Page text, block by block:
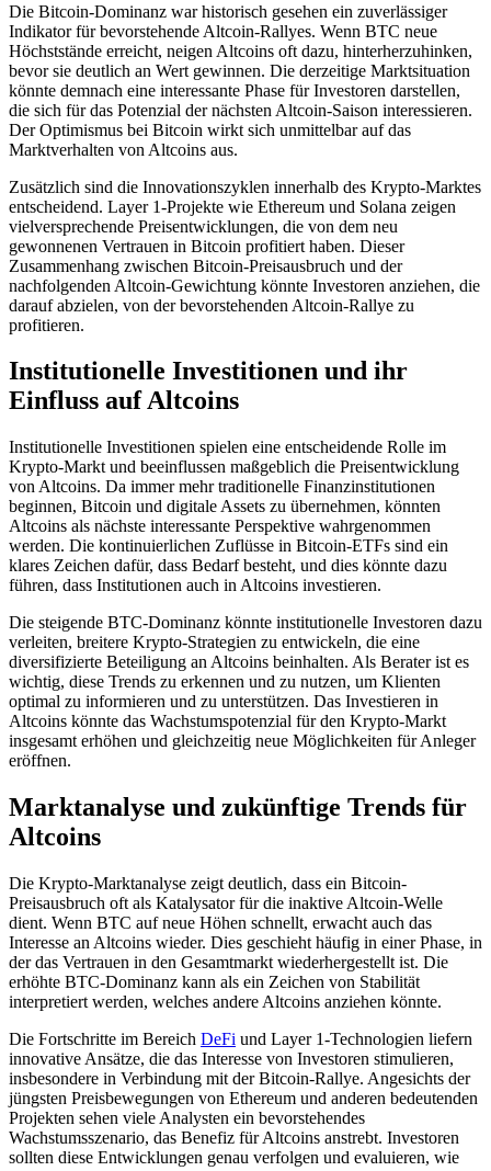
Die Bitcoin-Dominanz war historisch gesehen ein zuverlässiger
Indikator für bevorstehende Altcoin-Rallyes. Wenn BTC neue
Höchststände erreicht, neigen Altcoins oft dazu, hinterherzuhinken,
bevor sie deutlich an Wert gewinnen. Die derzeitige Marktsituation
könnte demnach eine interessante Phase für Investoren darstellen,
die sich für das Potenzial der nächsten Altcoin-Saison interessieren.
Der Optimismus bei Bitcoin wirkt sich unmittelbar auf das
Marktverhalten von Altcoins aus.
Zusätzlich sind die Innovationszyklen innerhalb des Krypto-Marktes
entscheidend. Layer 1-Projekte wie Ethereum und Solana zeigen
vielversprechende Preisentwicklungen, die von dem neu
gewonnenen Vertrauen in Bitcoin profitiert haben. Dieser
Zusammenhang zwischen Bitcoin-Preisausbruch und der
nachfolgenden Altcoin-Gewichtung könnte Investoren anziehen, die
darauf abzielen, von der bevorstehenden Altcoin-Rallye zu
profitieren.
Institutionelle Investitionen und ihr
Einfluss auf Altcoins
Institutionelle Investitionen spielen eine entscheidende Rolle im
Krypto-Markt und beeinflussen maßgeblich die Preisentwicklung
von Altcoins. Da immer mehr traditionelle Finanzinstitutionen
beginnen, Bitcoin und digitale Assets zu übernehmen, könnten
Altcoins als nächste interessante Perspektive wahrgenommen
werden. Die kontinuierlichen Zuflüsse in Bitcoin-ETFs sind ein
klares Zeichen dafür, dass Bedarf besteht, und dies könnte dazu
führen, dass Institutionen auch in Altcoins investieren.
Die steigende BTC-Dominanz könnte institutionelle Investoren dazu
verleiten, breitere Krypto-Strategien zu entwickeln, die eine
diversifizierte Beteiligung an Altcoins beinhalten. Als Berater ist es
wichtig, diese Trends zu erkennen und zu nutzen, um Klienten
optimal zu informieren und zu unterstützen. Das Investieren in
Altcoins könnte das Wachstumspotenzial für den Krypto-Markt
insgesamt erhöhen und gleichzeitig neue Möglichkeiten für Anleger
eröffnen.
Marktanalyse und zukünftige Trends für
Altcoins
Die Krypto-Marktanalyse zeigt deutlich, dass ein Bitcoin-
Preisausbruch oft als Katalysator für die inaktive Altcoin-Welle
dient. Wenn BTC auf neue Höhen schnellt, erwacht auch das
Interesse an Altcoins wieder. Dies geschieht häufig in einer Phase, in
der das Vertrauen in den Gesamtmarkt wiederhergestellt ist. Die
erhöhte BTC-Dominanz kann als ein Zeichen von Stabilität
interpretiert werden, welches andere Altcoins anziehen könnte.
Die Fortschritte im Bereich DeFi und Layer 1-Technologien liefern
innovative Ansätze, die das Interesse von Investoren stimulieren,
insbesondere in Verbindung mit der Bitcoin-Rallye. Angesichts der
jüngsten Preisbewegungen von Ethereum und anderen bedeutenden
Projekten sehen viele Analysten ein bevorstehendes
Wachstumsszenario, das Benefiz für Altcoins anstrebt. Investoren
sollten diese Entwicklungen genau verfolgen und evaluieren, wie